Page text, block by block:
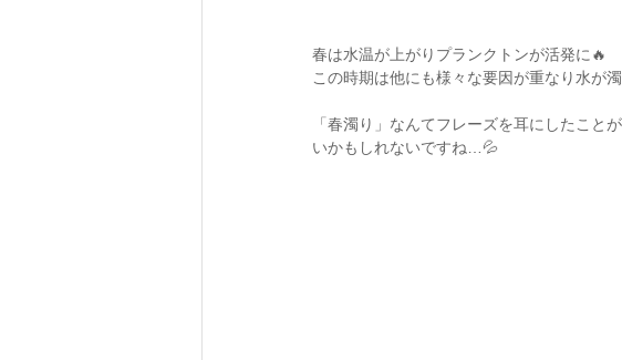
春は水温が上がりプランクトンが活発に🔥
この時期は他にも様々な要因が重なり水が濁
「春濁り」なんてフレーズを耳にしたこと
いかもしれないですね…💦